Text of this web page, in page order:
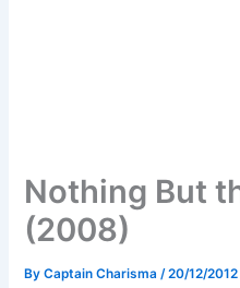
Nothing But
(2008)
ByCaptain Charisma /20/12/2012